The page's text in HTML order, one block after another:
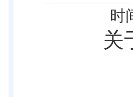
时
关